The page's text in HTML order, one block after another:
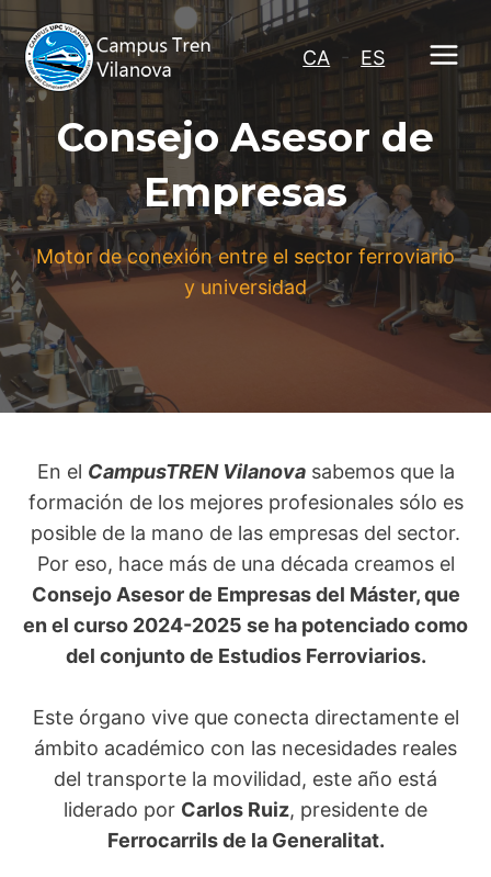
Saltar
al
contenido
CA - ES
Consejo Asesor de
Empresas
Motor de conexión entre el sector ferroviario
y universidad
En el CampusTREN Vilanovasabemos que la
formación de los mejores profesionales sólo es
posible de la mano de las empresas del sector.
Por eso, hace más de una década creamos el
Consejo Asesor de Empresas del Máster, que
en el curso 2024-2025 se ha potenciado como
del conjunto de Estudios Ferroviarios.
Este órgano vive que conecta directamente el
ámbito académico con las necesidades reales
del transporte la movilidad, este año está
liderado por Carlos Ruiz, presidente de
Ferrocarrils de la Generalitat.